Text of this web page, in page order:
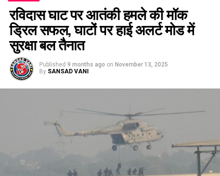
रविदास घाट पर आतंकी हमले की मॉक
ड्रिल सफल, घाटों पर हाई अलर्ट मोड में
सुरक्षा बल तैनात
Published 9 months ago on November 13, 2025
By SANSAD VANI